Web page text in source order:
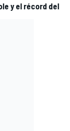
y el récord del